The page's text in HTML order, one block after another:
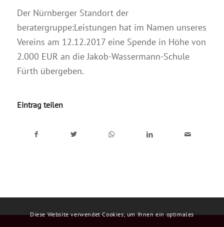
Der Nürnberger Standort der
beratergruppe:Leistungen hat im Namen unseres
Vereins am 12.12.2017 eine Spende in Höhe von
2.000 EUR an die Jakob-Wassermann-Schule
Fürth übergeben.
Eintrag teilen
Diese Website verwendet Cookies, um Ihnen ein optimales